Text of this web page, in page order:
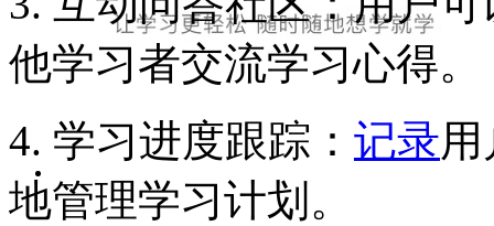
他学习者交流学习心得。
4. 学习进度跟踪： 记录
地管理学习计划。